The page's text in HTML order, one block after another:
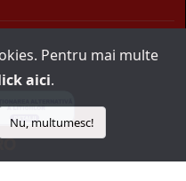
Pentru mai multe
aici.
Nu, multumesc!